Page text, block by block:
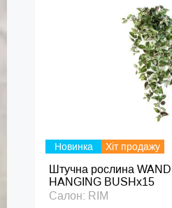
Новинка Хіт продажу
Штучна рослина
HANGING BUSHx15
Салон: RIM